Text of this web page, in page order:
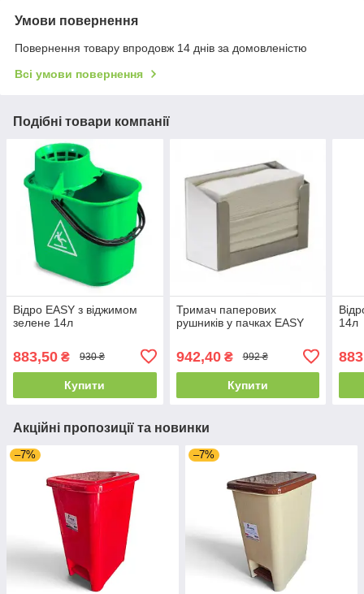
Умови повернення
Повернення товару впродовж 14 днів за домовленістю
Всі умови повернення
Подібні товари компанії
Відро EASY з віджимом
зелене 14л
883,50 ₴ 930 ₴
Купити
Тримач паперових
рушників у пачках EASY
942,40₴ 992 ₴
Купити
14л
Акційні пропозиції та новинки
–7% –7%